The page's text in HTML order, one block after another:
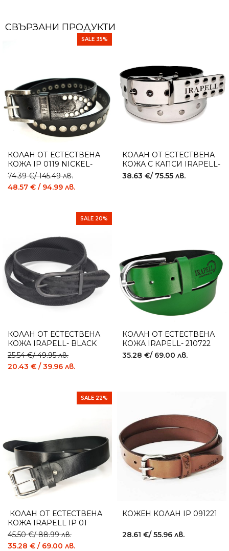
СВЪРЗАНИ ПРОДУКТИ
SALE 35%
КОЛАН ОТ ЕСТЕСТВЕНА
КОЖА IP 0119 NICKEL-
FREE
74.39€/ 145.49 лв.
48.57 € / 94.99 лв.
КОЛАН ОТ ЕСТЕСТВЕНА
КОЖА С КАПСИ IRAPELL-
IP 2 FACE BLACK & WHITE
38.63 €/ 75.55 лв.
SALE 20%
КОЛАН ОТ ЕСТЕСТВЕНА
КОЖА IRAPELL- BLACK
TIGER
25.54€/ 49.95 лв.
20.43 € / 39.96 лв.
КОЛАН ОТ ЕСТЕСТВЕНА
КОЖА IRAPELL- 210722
GREEN
35.28 €/ 69.00 лв.
SALE 22%
КОЛАН ОТ ЕСТЕСТВЕНА
КОЖА IRAPELL IP 01
BLACK
45.50€/ 88.99 лв.
35.28 € / 69.00 лв.
КОЖЕН КОЛАН IP 091221
28.61 €/ 55.96 лв.